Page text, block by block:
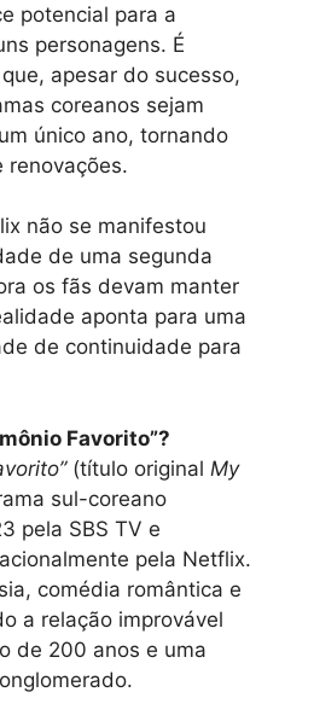
potencial para a
personagens. É
apesar do sucesso,
coreanos sejam
único ano, tornando
renovações.
não se manifestou
de uma segunda
os fãs devam manter
aponta para uma
de continuidade para
Favorito”?
(título original My
sul-coreano
pela SBS TV e
pela Netflix.
comédia romântica e
a relação improvável
de 200 anos e uma